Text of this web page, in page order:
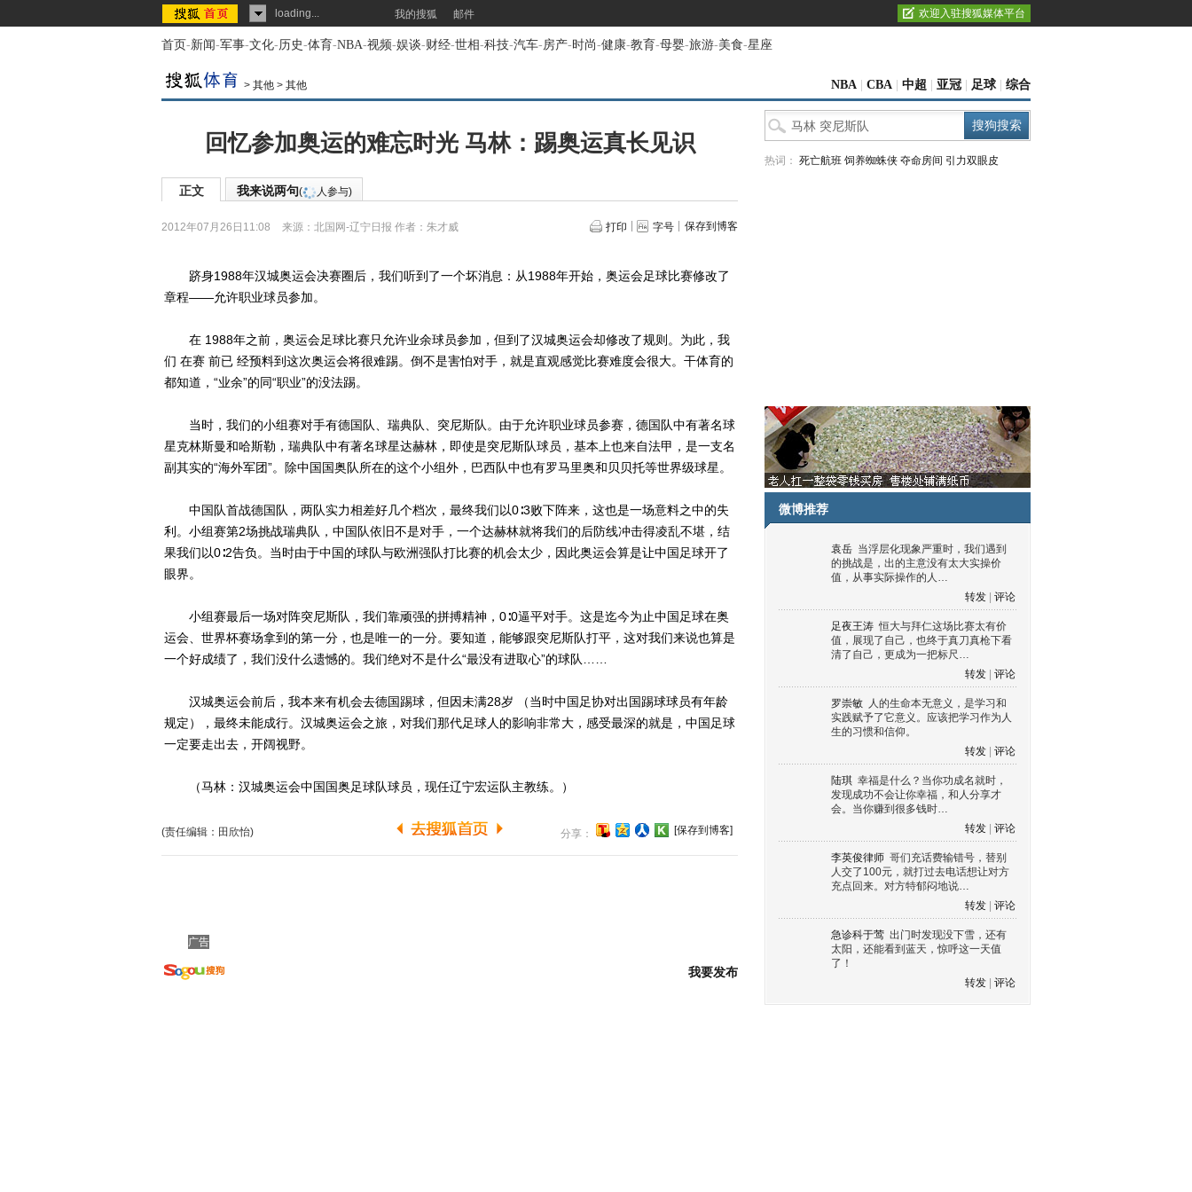
loading... 我的搜狐 邮件 欢迎入驻搜狐媒体平台
首页-新闻-军事-文化-历史-体育-NBA-视频-娱谈-财经-世相-科技-汽车-房产-时尚-健康-教育-母婴-旅游-美食-星座
> 其他 > 其他 NBA CBA 中超 亚冠 足球 综合
回忆参加奥运的难忘时光 马林：踢奥运真长见识
正文 我来说两句( 人参与)
2012年07月26日11:08 来源： 北国网-辽宁日报 作者：朱才威 打印 字号 保存到博客
跻身1988年汉城奥运会决赛圈后，我们听到了一个坏消息：从1988年开始，奥运会足球比赛修改了
章程——允许职业球员参加。
在 1988年之前，奥运会足球比赛只允许业余球员参加，但到了汉城奥运会却修改了规则。为此，我
们 在赛 前已 经预料到这次奥运会将很难踢。倒不是害怕对手，就是直观感觉比赛难度会很大。干体育的
都知道，“业余”的同“职业”的没法踢。
当时，我们的小组赛对手有德国队、瑞典队、突尼斯队。由于允许职业球员参赛，德国队中有著名球
星克林斯曼和哈斯勒，瑞典队中有著名球星达赫林，即使是突尼斯队球员，基本上也来自法甲，是一支名
副其实的“海外军团”。除中国国奥队所在的这个小组外，巴西队中也有罗马里奥和贝贝托等世界级球星。
中国队首战德国队，两队实力相差好几个档次，最终我们以0∶3败下阵来，这也是一场意料之中的失
利。小组赛第2场挑战瑞典队，中国队依旧不是对手，一个达赫林就将我们的后防线冲击得凌乱不堪，结
果我们以0∶2告负。当时由于中国的球队与欧洲强队打比赛的机会太少，因此奥运会算是让中国足球开了
眼界。
小组赛最后一场对阵突尼斯队，我们靠顽强的拼搏精神，0∶0逼平对手。这是迄今为止中国足球在奥
运会、世界杯赛场拿到的第一分，也是唯一的一分。要知道，能够跟突尼斯队打平，这对我们来说也算是
一个好成绩了，我们没什么遗憾的。我们绝对不是什么“最没有进取心”的球队……
汉城奥运会前后，我本来有机会去德国踢球，但因未满28岁 （当时中国足协对出国踢球球员有年龄
规定），最终未能成行。汉城奥运会之旅，对我们那代足球人的影响非常大，感受最深的就是，中国足球
一定要走出去，开阔视野。
（马林：汉城奥运会中国国奥足球队球员，现任辽宁宏运队主教练。）
(责任编辑：田欣怡) 分享： [保存到博客]
广告
我要发布
热词： 死亡航班 饲养蜘蛛侠 夺命房间 引力双眼皮
微博推荐
袁岳 当浮层化现象严重时，我们遇到
的挑战是，出的主意没有太大实操价
值，从事实际操作的人…
转发
评论
足夜王涛 恒大与拜仁这场比赛太有价
值，展现了自己，也终于真刀真枪下看
清了自己，更成为一把标尺…
转发
评论
罗崇敏 人的生命本无意义，是学习和
实践赋予了它意义。应该把学习作为人
生的习惯和信仰。
转发
评论
陆琪 幸福是什么？当你功成名就时，
发现成功不会让你幸福，和人分享才
会。当你赚到很多钱时…
转发
评论
李英俊律师 哥们充话费输错号，替别
人交了100元，就打过去电话想让对方
充点回来。对方特郁闷地说…
转发
评论
急诊科于莺 出门时发现没下雪，还有
太阳，还能看到蓝天，惊呼这一天值
了！
转发
评论